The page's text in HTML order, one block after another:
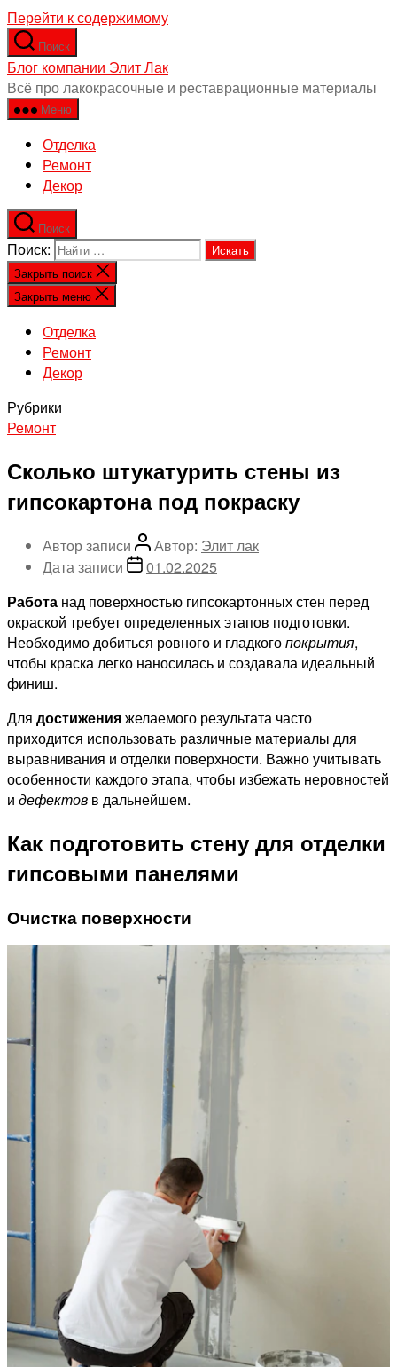
Перейти к содержимому
Поиск
Блог компании Элит Лак
Всё про лакокрасочные и реставрационные материалы
Меню
Отделка
Ремонт
Декор
Поиск
Поиск:
Закрыть поиск
Закрыть меню
Отделка
Ремонт
Декор
Рубрики
Ремонт
Сколько штукатурить стены из
гипсокартона под покраску
Автор записи Автор: Элит лак
Дата записи
01.02.2025
Работа над поверхностью гипсокартонных стен перед
окраской требует определенных этапов подготовки.
Необходимо добиться ровного и гладкогопокрытия,
чтобы краска легко наносилась и создавала идеальный
финиш.
Для достиженияжелаемого результата часто
приходится использовать различные материалы для
выравнивания и отделки поверхности. Важно учитывать
особенности каждого этапа, чтобы избежать неровностей
и дефектов в дальнейшем.
Как подготовить стену для отделки
гипсовыми панелями
Очистка поверхности